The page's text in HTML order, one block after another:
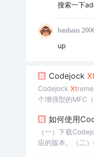
搜索一下
bauhaus
up
Codejock Xt
Codejock Xtreme
个增强型的MFC
如何使用
（一）下载
应的版本。（二